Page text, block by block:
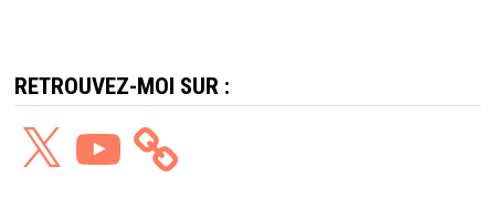
RETROUVEZ-MOI SUR :
YouTube